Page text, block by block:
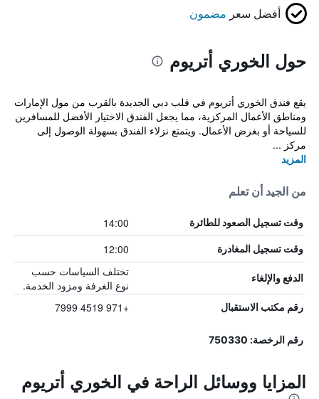
أفضل سعر مضمون
حول الخوري أتريوم
يقع فندق الخوري أتريوم في قلب دبي الجديدة بالقرب من مول الإمارات
ومناطق الأعمال المركزية، مما يجعل الفندق الاختيار الأفضل للمسافرين
للسياحة أو بغرض الأعمال. ويتمتع نزلاء الفندق بسهولة الوصول إلى
مركز ...
المزيد
من الجيد أن تعلم
وقت تسجيل الصعود للطائرة 14:00
وقت تسجيل المغادرة 12:00
الدفع والإلغاء
تختلف السياسات حسب
نوع الغرفة ومزود الخدمة.
رقم مكتب الاستقبال +971 4519 7999
رقم الرخصة: 750330
المزايا ووسائل الراحة في الخوري أتريوم